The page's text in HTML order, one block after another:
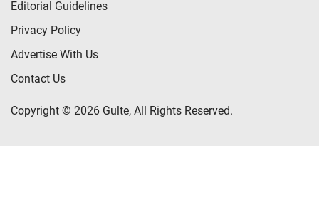
Editorial Guidelines
Privacy Policy
Advertise With Us
Contact Us
Copyright © 2026 Gulte, All Rights Reserved.